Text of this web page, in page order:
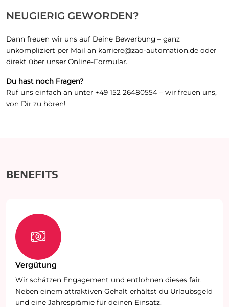
NEUGIERIG GEWORDEN?
Dann freuen wir uns auf Deine Bewerbung – ganz
unkompliziert per Mail an karriere@zao-automation.de oder
direkt über unser Online-Formular.
Du hast noch Fragen?
Ruf uns einfach an unter +49 152 26480554 – wir freuen uns,
von Dir zu hören!
BENEFITS
Vergütung
Wir schätzen Engagement und entlohnen dieses fair.
Neben einem attraktiven Gehalt erhältst du Urlaubsgeld
und eine Jahresprämie für deinen Einsatz.